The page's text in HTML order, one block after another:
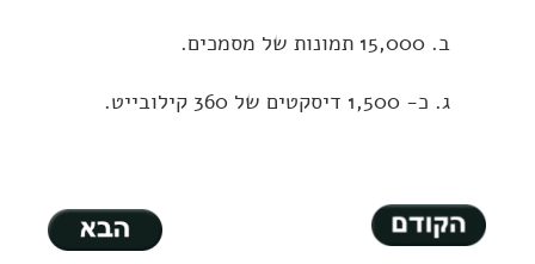
ב. 15,000 תמונות של מסמכים.
ג. כ- 1,500 דיסקטים של 360 קילובייט.